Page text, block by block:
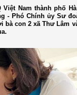
Nam thành phố
- Phó Chính ủy Sư
bà con 2 xã Thư Lâm